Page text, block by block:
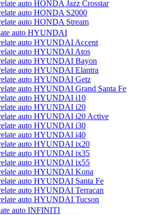
auto HONDA Jazz Crosstar
auto HONDA S2000
auto HONDA Stream
auto HYUNDAI
auto HYUNDAI Accent
auto HYUNDAI Atos
auto HYUNDAI Bayon
auto HYUNDAI Elantra
auto HYUNDAI Getz
auto HYUNDAI Grand Santa Fe
auto HYUNDAI i10
auto HYUNDAI i20
auto HYUNDAI i20 Active
auto HYUNDAI i30
auto HYUNDAI i40
auto HYUNDAI ix20
auto HYUNDAI ix35
auto HYUNDAI ix55
auto HYUNDAI Kona
auto HYUNDAI Santa Fe
auto HYUNDAI Terracan
auto HYUNDAI Tucson
auto INFINITI